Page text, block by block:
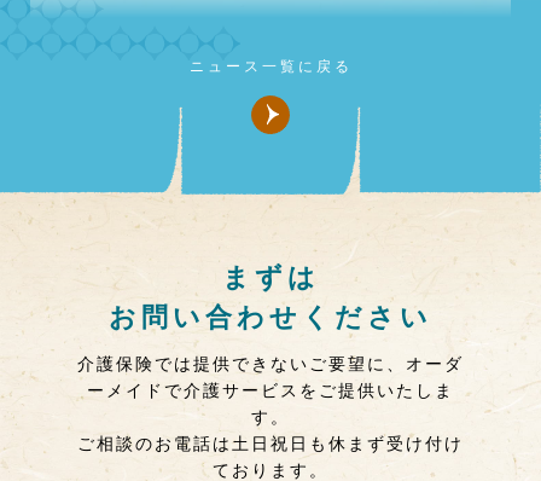
ニュース一覧に戻る
まずは
お問い合わせください
介護保険では提供できないご要望に、オーダ
ーメイドで介護サービスをご提供いたしま
す。
ご相談のお電話は土日祝日も休まず受け付け
ております。